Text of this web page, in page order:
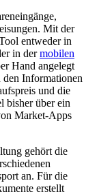
Mit der
entweder in
in dermobilen
Hand angelegt
den Informationen
und die
bisher über ein
Market-Apps
gehört die
an. Für die
erstellt